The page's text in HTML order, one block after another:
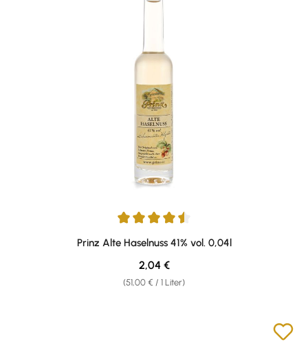
Durchschnittliche Bewertung von 4.57 von 5 Sternen
Prinz Alte Haselnuss 41% vol. 0,04l
(51,00 € / 1 Liter)
Regulärer Preis:
2,04 €